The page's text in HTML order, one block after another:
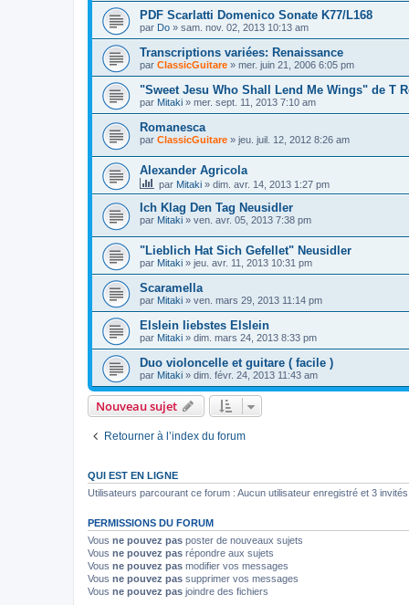
PDF Scarlatti Domenico Sonate K77/L168
par Do » sam. nov. 02, 2013 10:13 am
Transcriptions variées: Renaissance
par ClassicGuitare » mer. juin 21, 2006 6:05 pm
"Sweet Jesu Who Shall Lend Me Wings" de T
par Mitaki » mer. sept. 11, 2013 7:10 am
Romanesca
par ClassicGuitare » jeu. juil. 12, 2012 8:26 am
Alexander Agricola
par Mitaki » dim. avr. 14, 2013 1:27 pm
Ich Klag Den Tag Neusidler
par Mitaki » ven. avr. 05, 2013 7:38 pm
"Lieblich Hat Sich Gefellet" Neusidler
par Mitaki » jeu. avr. 11, 2013 10:31 pm
Scaramella
par Mitaki » ven. mars 29, 2013 11:14 pm
Elslein liebstes Elslein
par Mitaki » dim. mars 24, 2013 8:33 pm
Duo violoncelle et guitare ( facile )
par Mitaki » dim. févr. 24, 2013 11:43 am
Nouveau sujet
Retourner à l’index du forum
QUI EST EN LIGNE
Utilisateurs parcourant ce forum : Aucun utilisateur enregistré et 3 invités
PERMISSIONS DU FORUM
Vous ne pouvez pas poster de nouveaux sujets
Vous ne pouvez pas répondre aux sujets
Vous ne pouvez pas modifier vos messages
Vous ne pouvez pas supprimer vos messages
Vous ne pouvez pas joindre des fichiers